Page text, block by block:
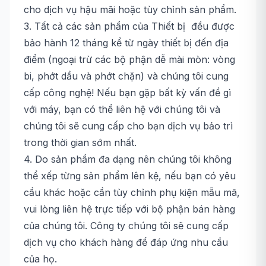
cho dịch vụ hậu mãi hoặc tùy chỉnh sản phẩm.
3. Tất cả các sản phẩm của Thiết bị đều được
bảo hành 12 tháng kể từ ngày thiết bị đến địa
điểm (ngoại trừ các bộ phận dễ mài mòn: vòng
bi, phớt dầu và phớt chặn) và chúng tôi cung
cấp công nghệ! Nếu bạn gặp bất kỳ vấn đề gì
với máy, bạn có thể liên hệ với chúng tôi và
chúng tôi sẽ cung cấp cho bạn dịch vụ bảo trì
trong thời gian sớm nhất.
4. Do sản phẩm đa dạng nên chúng tôi không
thể xếp từng sản phẩm lên kệ, nếu bạn có yêu
cầu khác hoặc cần tùy chỉnh phụ kiện mẫu mã,
vui lòng liên hệ trực tiếp với bộ phận bán hàng
của chúng tôi. Công ty chúng tôi sẽ cung cấp
dịch vụ cho khách hàng để đáp ứng nhu cầu
của họ.